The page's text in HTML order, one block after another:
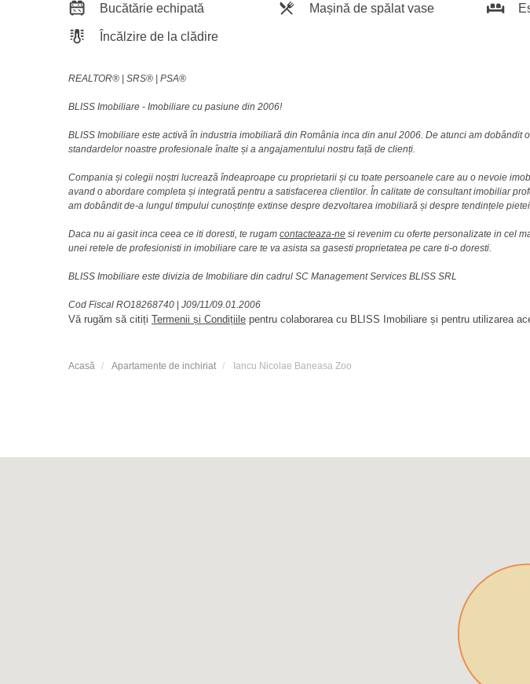
Bucătărie echipată Mașină de spălat vase
Încălzire de la clădire
REALTOR®️ | SRS®️ | PSA®️
BLISS Imobiliare - Imobiliare cu pasiune din 2006!
BLISS Imobiliare este activă în industria imobiliară din România inca din anul 2006. De atunci am dobândit
standardelor noastre profesionale înalte și a angajamentului nostru față de clienți.
Compania și colegii noștri lucrează îndeaproape cu proprietarii și cu toate persoanele care au o nevoie
avand o abordare completa și integrată pentru a satisfacerea clientilor. În calitate de consultant imobiliar
am dobândit de-a lungul timpului cunoștințe extinse despre dezvoltarea imobiliară și despre tendințele
Daca nu ai gasit inca ceea ce iti doresti, te rugam contacteaza-ne si revenim cu oferte personalizate in cel
unei retele de profesionisti in imobiliare care te va asista sa gasesti proprietatea pe care ti-o doresti.
BLISS Imobiliare este divizia de Imobiliare din cadrul SC Management Services BLISS SRL
Cod Fiscal RO18268740 | J09/11/09.01.2006
Vă rugăm să citiți Termenii și Condițiile pentru colaborarea cu BLISS Imobiliare și pentru utilizarea
Acasă Apartamente de inchiriat Iancu Nicolae Baneasa Zoo